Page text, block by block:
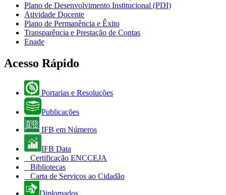
Plano de Desenvolvimento Institucional (PDI)
Atividade Docente
Plano de Permanência e Êxito
Transparência e Prestação de Contas
Enade
Acesso Rápido
Portarias e Resoluções
Publicações
IFB em Números
IFB Data
Certificação ENCCEJA
Bibliotecas
Carta de Serviços ao Cidadão